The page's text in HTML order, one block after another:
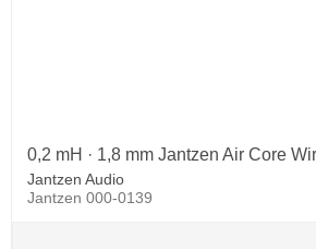
0,2 mH · 1,8 mm Jantzen Air Core
Jantzen Audio
Jantzen 000-0139